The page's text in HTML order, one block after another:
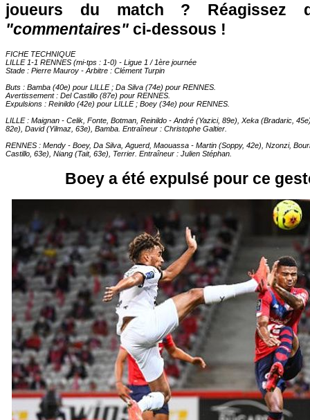
joueurs du match ? Réagissez
"commentaires" ci-dessous !
FICHE TECHNIQUE
LILLE 1-1 RENNES (mi-tps : 1-0) - Ligue 1 / 1ère journée
Stade : Pierre Mauroy - Arbitre : Clément Turpin
Buts : Bamba (40e) pour LILLE ; Da Silva (74e) pour RENNES.
Avertissement : Del Castillo (87e) pour RENNES.
Expulsions : Reinildo (42e) pour LILLE ; Boey (34e) pour RENNES.
LILLE : Maignan - Celik, Fonte, Botman, Reinildo - André (Yazici, 89e), Xeka (Bradaric,
82e), David (Yilmaz, 63e), Bamba. Entraîneur : Christophe Galtier.
RENNES : Mendy - Boey, Da Silva, Aguerd, Maouassa - Martin (Soppy, 42e), Nzonzi,
Castillo, 63e), Niang (Tait, 63e), Terrier. Entraîneur : Julien Stéphan.
Boey a été expulsé pour ce